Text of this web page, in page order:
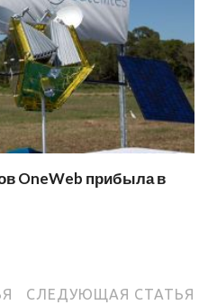
OneWeb прибыла в
СЛЕДУЮЩАЯ СТАТЬЯ